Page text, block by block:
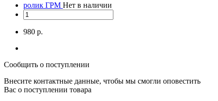
ролик ГРМ Нет в наличии
980 р.
Сообщить о поступлении
Внесите контактные данные, чтобы мы смогли оповестить
Вас о поступлении товара